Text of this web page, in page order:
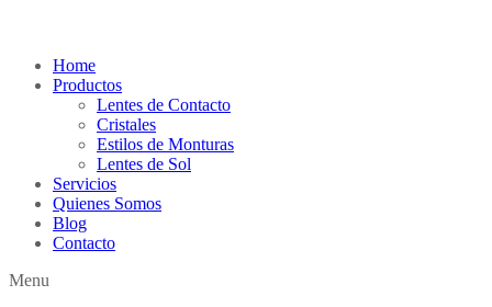
Home
Productos
Lentes de Contacto
Cristales
Estilos de Monturas
Lentes de Sol
Servicios
Quienes Somos
Blog
Contacto
Menu